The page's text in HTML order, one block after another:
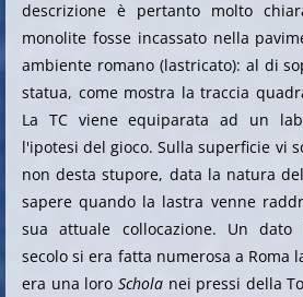
descrizione è pertanto molto
monolite fosse incassato nella
ambiente romano (lastricato): al di
statua, come mostra la traccia
La TC viene equiparata ad un
l'ipotesi del gioco. Sulla superficie vi
non desta stupore, data la natura
sapere quando la lastra venne
sua attuale collocazione. Un dato
secolo si era fatta numerosa a Roma
era una loro Scholanei pressi della